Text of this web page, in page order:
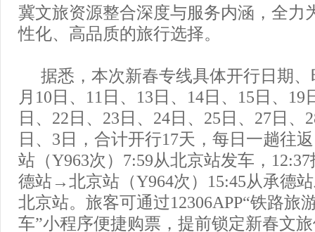
冀文旅资源整合深度与服务内涵，全力
性化、高品质的旅行选择。
据悉，本次新春专线具体开行日期、
月10日、11日、13日、14日、15日、19
日、22日、23日、24日、25日、27日、
日、3日，合计开行17天，每日一趟往
站（Y963次）7:59从北京站发车，
德站→北京站（Y964次）15:45从承德
北京站。旅客可通过12306APP“铁路旅
车”小程序便捷购票，提前锁定新春文